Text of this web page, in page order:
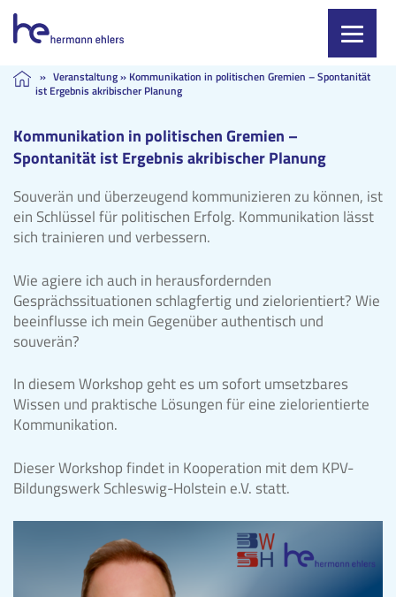
Skip
» Veranstaltung» Kommunikation in politischen Gremien – Spontanität
ist Ergebnis akribischer Planung
Kommunikation in politischen Gremien –
Spontanität ist Ergebnis akribischer Planung
Souverän und überzeugend kommunizieren zu können, ist
ein Schlüssel für politischen Erfolg. Kommunikation lässt
sich trainieren und verbessern.
Wie agiere ich auch in herausfordernden
Gesprächssituationen schlagfertig und zielorientiert? Wie
beeinflusse ich mein Gegenüber authentisch und
souverän?
In diesem Workshop geht es um sofort umsetzbares
Wissen und praktische Lösungen für eine zielorientierte
Kommunikation.
Dieser Workshop findet in Kooperation mit dem KPV-
Bildungswerk Schleswig-Holstein e.V. statt.